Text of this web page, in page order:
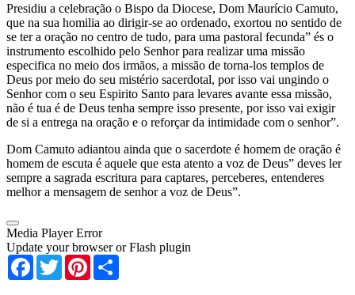
Presidiu a celebração o Bispo da Diocese, Dom Maurício Camuto,
que na sua homilia ao dirigir-se ao ordenado, exortou no sentido de
se ter a oração no centro de tudo, para uma pastoral fecunda” és o
instrumento escolhido pelo Senhor para realizar uma missão
especifica no meio dos irmãos, a missão de torna-los templos de
Deus por meio do seu mistério sacerdotal, por isso vai ungindo o
Senhor com o seu Espirito Santo para levares avante essa missão,
não é tua é de Deus tenha sempre isso presente, por isso vai exigir
de si a entrega na oração e o reforçar da intimidade com o senhor”.
Dom Camuto adiantou ainda que o sacerdote é homem de oração é
homem de escuta é aquele que esta atento a voz de Deus” deves ler
sempre a sagrada escritura para captares, perceberes, entenderes
melhor a mensagem de senhor a voz de Deus”.
Media Player Error
Update your browser or Flash plugin
Facebook
TwitterPinterest